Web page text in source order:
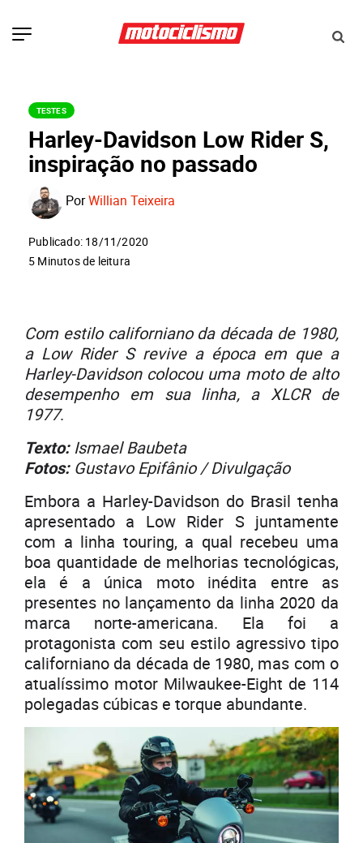
TESTES
Harley-Davidson Low Rider S,
inspiração no passado
PorWillian Teixeira
Publicado: 18/11/2020
5 Minutos de leitura
Com estilo californiano da década de 1980,
a Low Rider S revive a época em que a
Harley-Davidson colocou uma moto de alto
desempenho em sua linha, a XLCR de
1977.
Texto:Ismael Baubeta
Fotos:Gustavo Epifânio / Divulgação
Embora a Harley-Davidson do Brasil tenha
apresentado a Low Rider S juntamente
com a linha touring, a qual recebeu uma
boa quantidade de melhorias tecnológicas,
ela é a única moto inédita entre as
presentes no lançamento da linha 2020 da
marca norte-americana. Ela foi a
protagonista com seu estilo agressivo tipo
californiano da década de 1980, mas com o
atualíssimo motor Milwaukee-Eight de 114
polegadas cúbicas e torque abundante.